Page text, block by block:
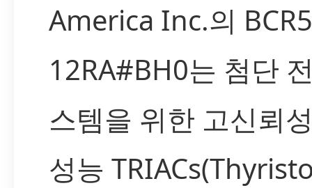
America Inc.의
12RA#BH0는 첨단
스템을 위한 고신뢰
성능